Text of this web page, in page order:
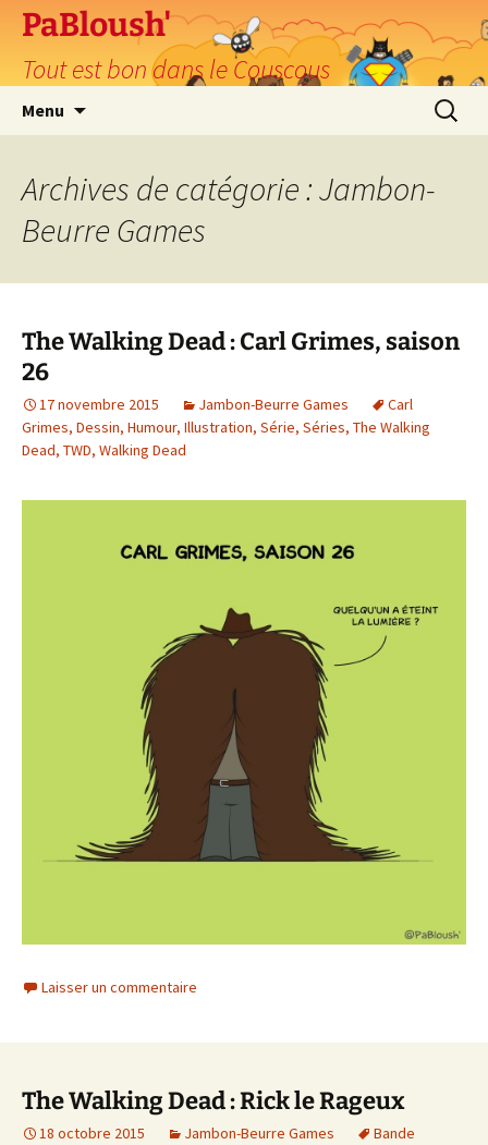
PaBloush'
Tout est bon dans le Couscous
Menu
Archives de catégorie : Jambon-
Beurre Games
The Walking Dead : Carl Grimes, saison
26
17 novembre 2015 Jambon-Beurre Games
Carl
Grimes, Dessin, Humour, Illustration, Série, Séries, The Walking
Dead, TWD, Walking Dead
Laisser un commentaire
The Walking Dead : Rick le Rageux
18 octobre 2015 Jambon-Beurre Games
Bande